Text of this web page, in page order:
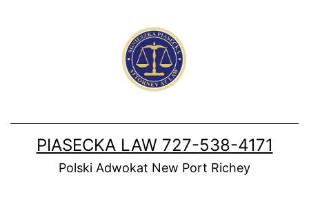
PIASECKA LAW 727-538-4171
Polski Adwokat New Port Richey